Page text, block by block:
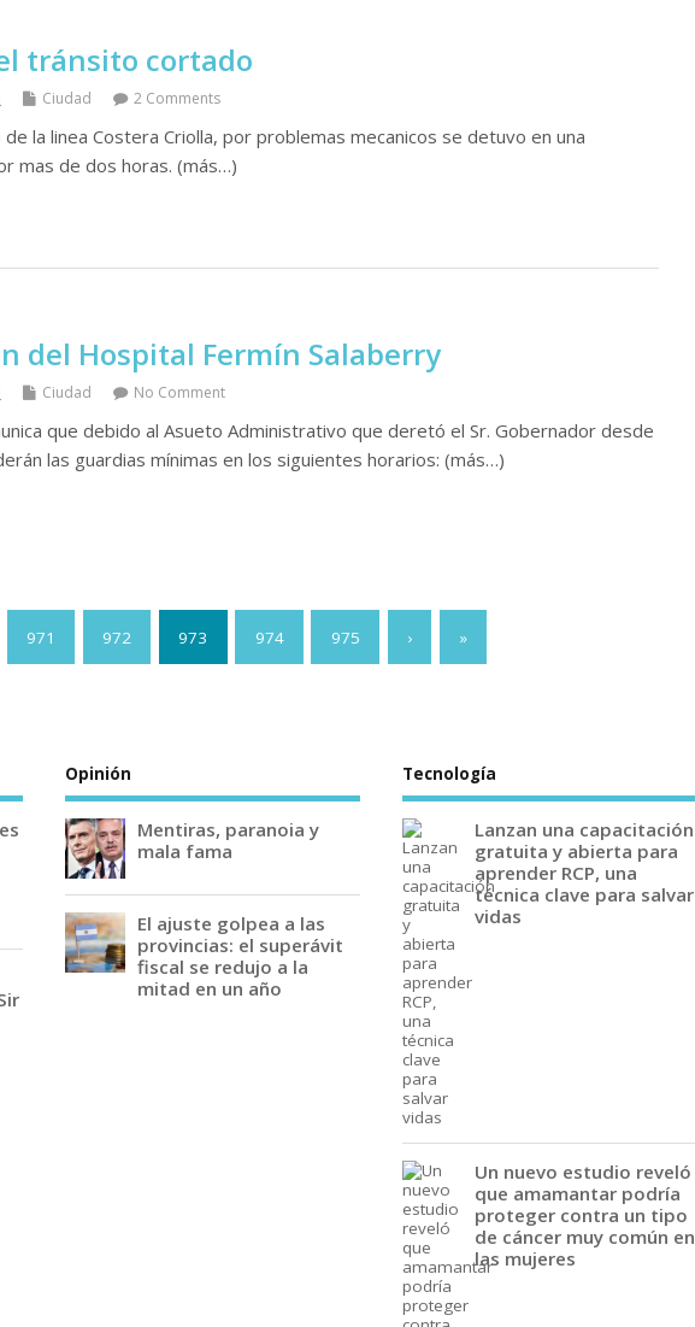
tránsito cortado
Ciudad 2 Comments
la linea Costera Criolla, por problemas mecanicos se detuvo en una
mas de dos horas. (más…)
del Hospital Fermín Salaberry
Ciudad No Comment
que debido al Asueto Administrativo que deretó el Sr. Gobernador desde
las guardias mínimas en los siguientes horarios: (más…)
971 972 973 974 975 › »
Opinión
Mentiras, paranoia y
mala fama
El ajuste golpea a las
provincias: el superávit
fiscal se redujo a la
mitad en un año
Tecnología
Lanzan una capacitación
gratuita y abierta para
aprender RCP, una
técnica clave para salvar
vidas
Un nuevo estudio reveló
que amamantar podría
proteger contra un tipo
de cáncer muy común en
las mujeres